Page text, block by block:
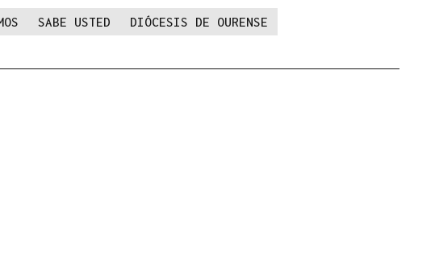
SABE USTED DIÓCESIS DE OURENSE